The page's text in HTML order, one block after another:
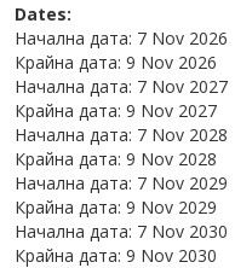
Dates:
Начална дата: 7 Nov 2026
Крайна дата: 9 Nov 2026
Начална дата: 7 Nov 2027
Крайна дата: 9 Nov 2027
Начална дата: 7 Nov 2028
Крайна дата: 9 Nov 2028
Начална дата: 7 Nov 2029
Крайна дата: 9 Nov 2029
Начална дата: 7 Nov 2030
Крайна дата: 9 Nov 2030